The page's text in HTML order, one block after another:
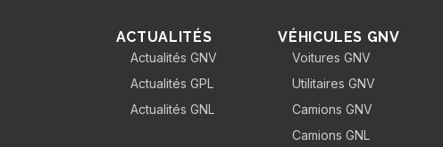
ACTUALITÉS
Actualités GNV
Actualités GPL
Actualités GNL
VÉHICULES GNV
Voitures GNV
Utilitaires GNV
Camions GNV
Camions GNL